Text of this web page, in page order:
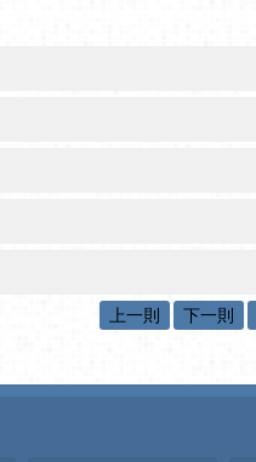
上一則 下一則